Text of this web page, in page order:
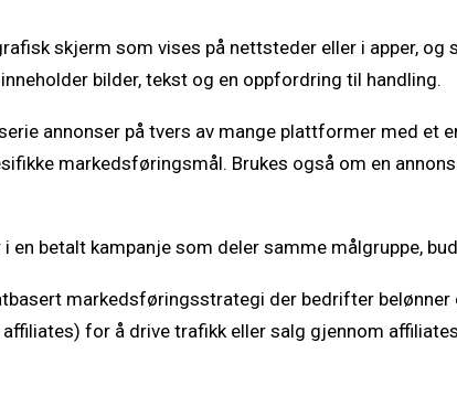
skjerm som vises på nettsteder eller i apper, og
bilder, tekst og en oppfordring til handling.
annonser på tvers av mange plattformer med et
markedsføringsmål. Brukes også om en
i en betalt kampanje som deler samme målgruppe,
markedsføringsstrategi der bedrifter belønner
for å drive trafikk eller salg gjennom affiliates